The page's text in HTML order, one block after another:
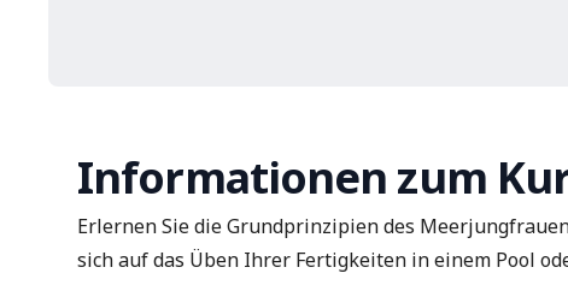
Informationen zum
Erlernen Sie die Grundprinzipien des
sich auf das Üben Ihrer Fertigkeiten in einem Pool